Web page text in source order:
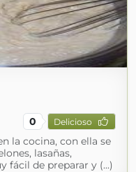
0 Delicioso
la cocina, con ella se
lasañas,
fácil de preparar y (...)